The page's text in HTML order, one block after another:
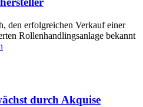
den erfolgreichen Verkauf einer
Rollenhandlingsanlage bekannt
durch Akquise